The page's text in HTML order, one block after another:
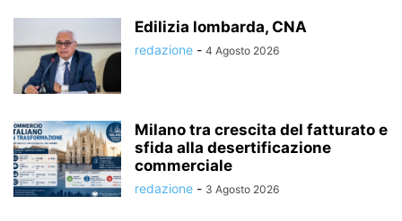
Edilizia lombarda, CNA
redazione - 4 Agosto 2026
Milano tra crescita del fatturato e
sfida alla desertificazione
commerciale
redazione - 3 Agosto 2026